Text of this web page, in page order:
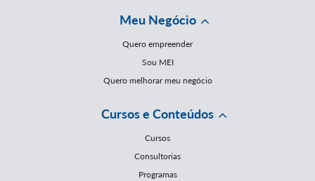
Meu Negócio
Quero empreender
Sou MEI
Quero melhorar meu negócio
Cursos e Conteúdos
Cursos
Consultorias
Programas